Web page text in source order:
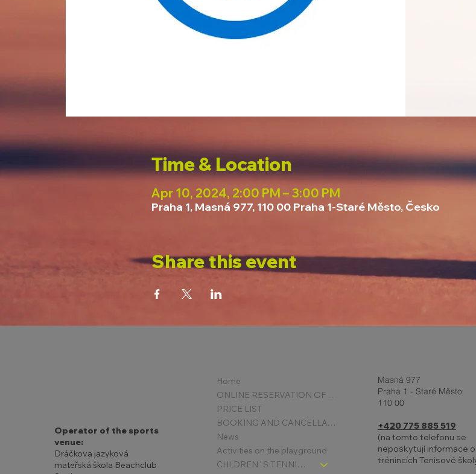
Time & Location
Apr 10, 2024, 2:00 PM – 3:00 PM
Praha 1, Masná 977, 110 00 Praha 1-Staré Město, Česko
Share this event
Operator of the sports
venue:
Dráčkova jazyková
mateřská škola Beachclub
Home
ONLINE RESERVATION OF COURTS
PRICE LIST
BOOKING AND CANCELLATION
News
Activities on the playground
CHLDREN´S TENNIS SCHOOL - SIGNPOST
Masná 977
Praha 1 - Staré Město
110 00
+420 775 885 519
(na tomto telefonu se
neposkytují informace o
trénincích Tenisové